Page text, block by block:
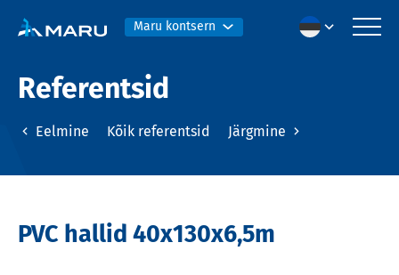
Maru kontsern
Referentsid
Eelmine Kõik referentsid Järgmine
PVC hallid 40x130x6,5m